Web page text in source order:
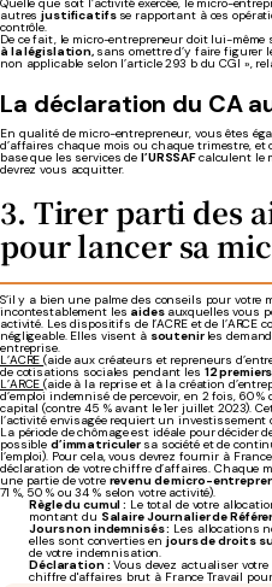
Quelle que soit l’activité exercée, le micro-
autresjustificatifs se rapportant à ces
contrôle.
De ce fait, le micro-entrepreneur doit lui-même
à la législation, sans omettre d’y faire figurer
non applicable selon l’article 293 b du CGI »,
La déclaration du CA
En qualité de micro-entrepreneur, vous êtes
d’affaires chaque mois ou chaque trimestre,
base que les services de l’URSSAFcalculent le
devrez vous acquitter.
3. Tirer parti des
pour lancer sa
S’il y a bien une palme des conseils pour votre
incontestablement les aides auxquelles vous
activité. Les dispositifs de l’ACRE et de l’ARCE
négligeable. Elles visent à soutenir les
entreprise.
L’ACRE(aide aux créateurs et repreneurs
de cotisations sociales pendant les 12
L’ARCE(aide à la reprise et à la création
d’emploi indemnisé de percevoir, en 2 fois, 60
capital (contre 45 % avant le 1er juillet 2023).
l’activité envisagée requiert un investissement
La période de chômage est idéale pour décider
possible d’immatriculer sa société et de
l’emploi). Pour cela, vous devrez fournir à
déclaration de votre chiffre d’affaires. Chaque
une partie de votre revenu de micro-
71 %, 50 % ou 34 % selon votre activité).
Règle du cumul : Le total de votre
montant du Salaire Journalier de
Jours non indemnisés : Les allocations
elles sont converties en jours de droits
de votre indemnisation.
Déclaration : Vous devez actualiser
chiffre d'affaires brut à France Travail